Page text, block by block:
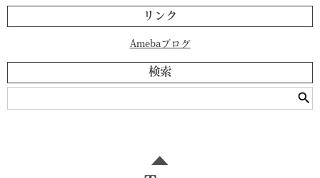
リンク
Amebaブログ
検索